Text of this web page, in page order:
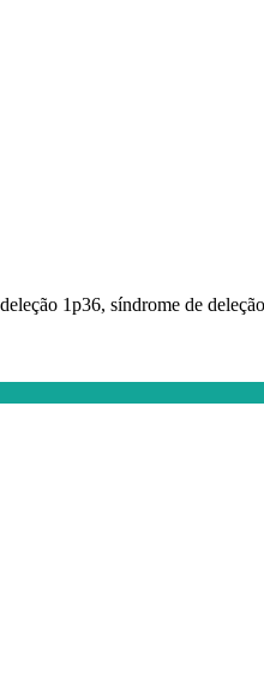
1p36, síndrome de